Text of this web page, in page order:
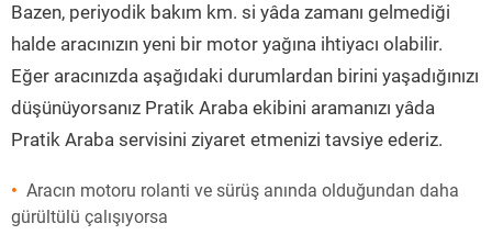
Bazen, periyodik bakım km. si yâda zamanı gelmediği
halde aracınızın yeni bir motor yağına ihtiyacı olabilir.
Eğer aracınızda aşağıdaki durumlardan birini yaşadığınızı
düşünüyorsanız Pratik Araba ekibini aramanızı yâda
Pratik Araba servisini ziyaret etmenizi tavsiye ederiz.
Aracın motoru rolanti ve sürüş anında olduğundan daha
gürültülü çalışıyorsa